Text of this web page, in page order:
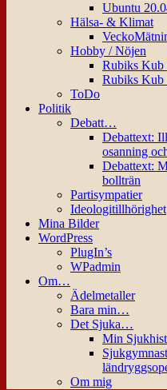
Ubuntu
Hälsa- & Klimat
Hobby / Nöjen
Rubiks Kub
Rubiks Kub
ToDo
Politik
Debatt…
Debattext:
osanning
Debattext:
bollträn
Partisympatier
Ideologitillhörighet
Mina Bilder
WordPress
PlugIn’s
WPadmin
Om…
Ädelmetaller
Bara min…
Det Sjuka…
Min
Om mig